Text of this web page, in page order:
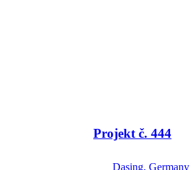
Projekt č. 444
Dasing, Germany